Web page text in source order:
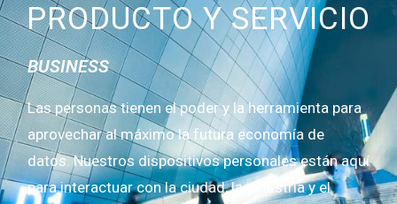
PRODUCTO Y SERVICIO
BUSINESS
Las personas tienen el poder y la herramienta para
aprovechar al máximo la futura economía de
datos. Nuestros dispositivos personales están aquí
para interactuar con la ciudad, la industria y el